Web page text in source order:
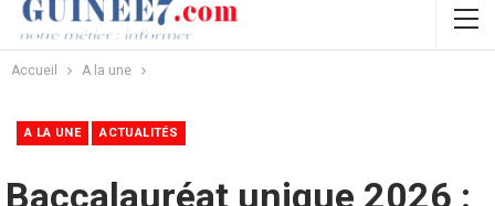
Accueil A la une
A LA UNE ACTUALITÉS
Baccalauréat unique 2026 :